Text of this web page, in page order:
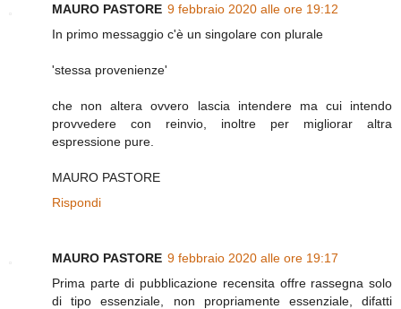
MAURO PASTORE 9 febbraio 2020 alle ore 19:12
In primo messaggio c'è un singolare con plurale
'stessa provenienze'
che non altera ovvero lascia intendere ma cui intendo
provvedere con reinvio, inoltre per migliorar altra
espressione pure.
MAURO PASTORE
Rispondi
MAURO PASTORE 9 febbraio 2020 alle ore 19:17
Prima parte di pubblicazione recensita offre rassegna solo
di tipo essenziale, non propriamente essenziale, difatti